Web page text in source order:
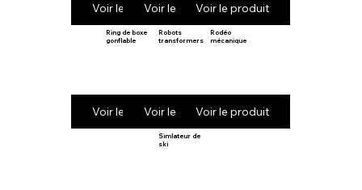
Voir le produitVoir le produitVoir le produit
Ring de boxe
gonflable
Voir le produit
Robots
transformers
Voir le produit
Rodéo
mécanique
Voir le produit
Simlateur de
ski